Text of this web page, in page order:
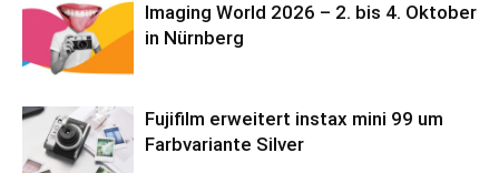
Imaging World 2026 – 2. bis 4. Oktober
in Nürnberg
Fujifilm erweitert instax mini 99 um
Farbvariante Silver